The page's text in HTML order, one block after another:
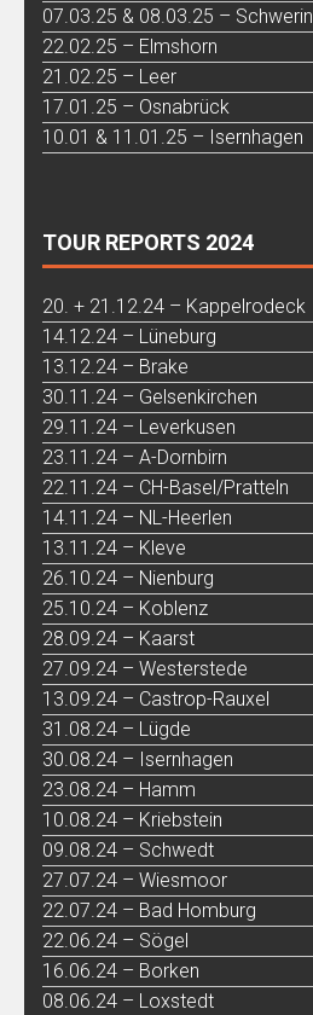
07.03.25 & 08.03.25 – Schwerin
22.02.25 – Elmshorn
21.02.25 – Leer
17.01.25 – Osnabrück
10.01 & 11.01.25 – Isernhagen
TOUR REPORTS 2024
20. + 21.12.24 – Kappelrodeck
14.12.24 – Lüneburg
13.12.24 – Brake
30.11.24 – Gelsenkirchen
29.11.24 – Leverkusen
23.11.24 – A-Dornbirn
22.11.24 – CH-Basel/Pratteln
14.11.24 – NL-Heerlen
13.11.24 – Kleve
26.10.24 – Nienburg
25.10.24 – Koblenz
28.09.24 – Kaarst
27.09.24 – Westerstede
13.09.24 – Castrop-Rauxel
31.08.24 – Lügde
30.08.24 – Isernhagen
23.08.24 – Hamm
10.08.24 – Kriebstein
09.08.24 – Schwedt
27.07.24 – Wiesmoor
22.07.24 – Bad Homburg
22.06.24 – Sögel
16.06.24 – Borken
08.06.24 – Loxstedt